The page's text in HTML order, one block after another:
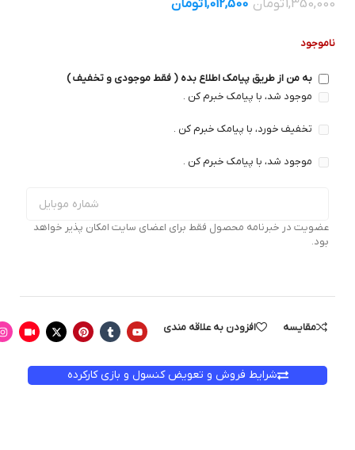
1,350,000تومان 1,012,500تومان
ناموجود
به من از طریق پیامک اطلاع بده ( فقط موجودی و تخفیف )
موجود شد، با پیامک خبرم کن .
تخفیف خورد، با پیامک خبرم کن .
موجود شد، با پیامک خبرم کن .
عضویت در خبرنامه محصول فقط برای اعضای سایت امکان پذیر خواهد
بود.
مقایسه افزودن به علاقه مندی
شرایط فروش و تعویض کنسول و بازی کارکرده